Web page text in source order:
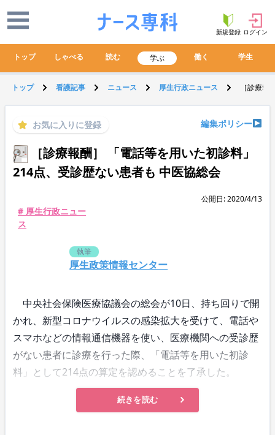
新規登録 ログイン
トップ しゃべる 読む 学ぶ 働く 学生
トップ 看護記事 ニュース 厚生行政ニュース ［診療
お気に入りに登録 編集ポリシー
［診療報酬］ 「電話等を用いた初診料」
214点、受診歴ない患者も 中医協総会
公開日: 2020/4/13
# 厚生行政ニュー
ス
執筆
厚生政策情報センター
中央社会保険医療協議会の総会が10日、持ち回りで開
かれ、新型コロナウイルスの感染拡大を受けて、電話や
スマホなどの情報通信機器を使い、医療機関への受診歴
がない患者に診療を行った際、「電話等を用いた初診
料」として214点の算定を認めることを了承した。
続きを読む